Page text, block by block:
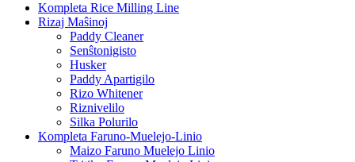
Kompleta Rice Milling Line
Rizaj Maŝinoj
Paddy Cleaner
Senŝtonigisto
Husker
Paddy Apartigilo
Rizo Whitener
Riznivelilo
Silka Polurilo
Kompleta Faruno-Muelejo-Linio
Maizo Faruno Muelejo Linio